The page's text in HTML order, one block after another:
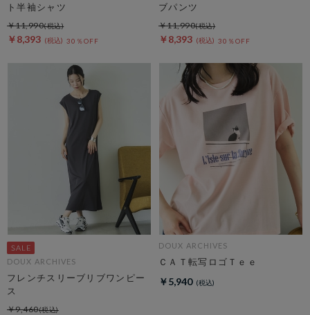
ト半袖シャツ
￥8,393 30％OFF
￥11,990
ブパンツ
￥8,393 30％OFF
￥11,990
DOUX ARCHIVES
フレンチスリーブリブワンピー
ス
￥9,460
DOUX ARCHIVES
ＣＡＴ転写ロゴＴｅｅ
￥5,940